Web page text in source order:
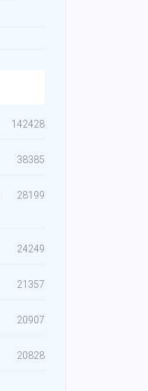
142428
38385
28199
24249
21357
20907
20828